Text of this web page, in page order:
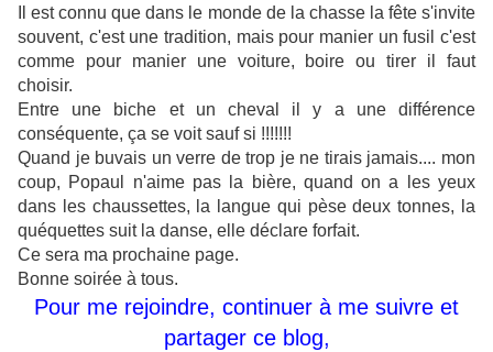
Il est connu que dans le monde de la chasse la fête s'invite
souvent, c'est une tradition, mais pour manier un fusil c'est
comme pour manier une voiture, boire ou tirer il faut
choisir.
Entre une biche et un cheval il y a une différence
conséquente, ça se voit sauf si !!!!!!!
Quand je buvais un verre de trop je ne tirais jamais.... mon
coup, Popaul n'aime pas la bière, quand on a les yeux
dans les chaussettes, la langue qui pèse deux tonnes, la
quéquettes suit la danse, elle déclare forfait.
Ce sera ma prochaine page.
Bonne soirée à tous.
Pour me rejoindre, continuer à me suivre et
partager ce blog,